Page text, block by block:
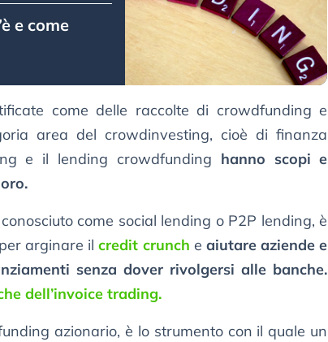
e come
come delle raccolte di crowdfunding e
area del crowdinvesting, cioè di finanza
e il lending crowdfunding hanno scopi e
come social lending o P2P lending, è
arginare ilcredit crunch eaiutare aziende e
senza dover rivolgersi alle banche.
dell’invoice trading.
azionario, è lo strumento con il quale un